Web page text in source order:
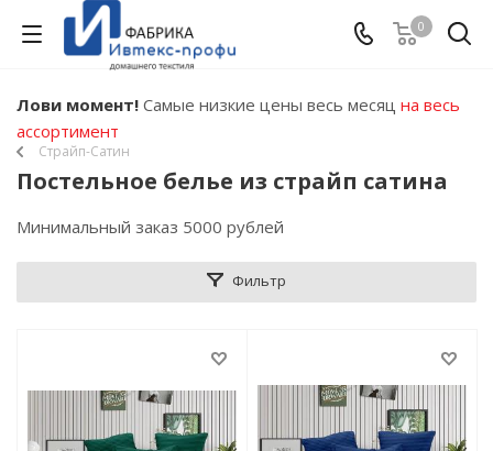
0
Лови момент! Самые низкие цены весь месяц на весь
ассортимент
Страйп-Сатин
Постельное белье из страйп сатина
Минимальный заказ 5000 рублей
Фильтр